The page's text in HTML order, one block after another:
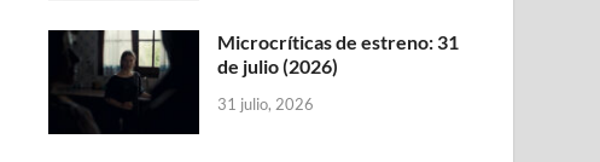
Microcríticas de estreno: 31
de julio (2026)
31 julio, 2026